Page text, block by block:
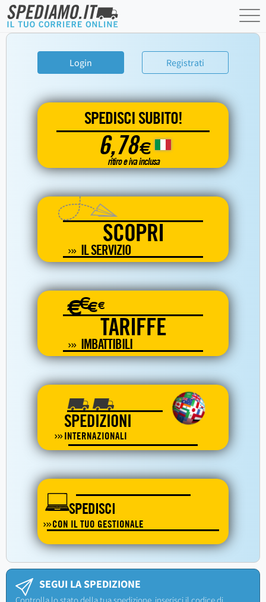
Login Registrati
SPEDISCI SUBITO!
6,78€
ritiro e iva inclusa
SCOPRI
IL SERVIZIO
€€€€
TARIFFE
IMBATTIBILI
SPEDIZIONI
INTERNAZIONALI
SPEDISCI
CON IL TUO GESTIONALE
SEGUI LA SPEDIZIONE